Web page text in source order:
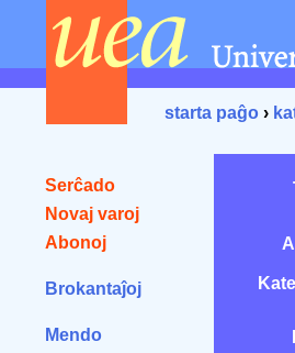
starta paĝo ›
Serĉado
Novaj varoj
Abonoj
Brokantaĵoj
Mendo